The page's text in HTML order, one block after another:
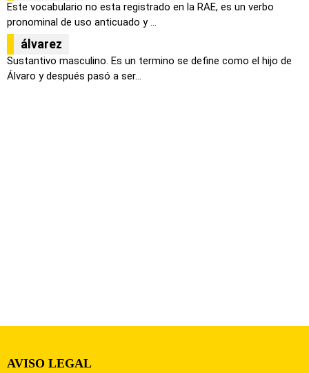
Este vocabulario no esta registrado en la RAE, es un verbo
pronominal de uso anticuado y ...
álvarez
Sustantivo masculino. Es un termino se define como el hijo de
Álvaro y después pasó a ser...
AVISO LEGAL